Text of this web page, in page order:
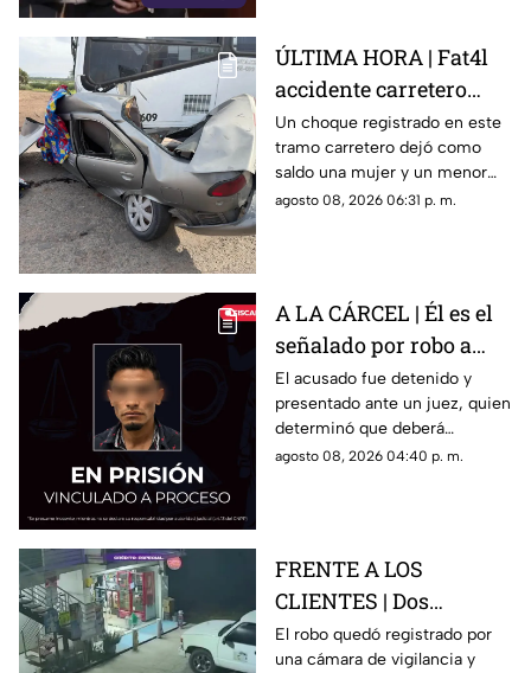
para la libertad de expresión
ÚLTIMA HORA | Fat4l
accidente carretero
deja una mujer y un
niño mu3rtos en San
Juan del Río
Un choque registrado en este
tramo carretero dejó como
saldo una mujer y un menor
sin vida, además de una
agosto 08, 2026 06:31 p. m.
A LA CÁRCEL | Él es el
señalado por robo a
una casa en Santa Rosa
Jáuregui
El acusado fue detenido y
presentado ante un juez, quien
determinó que deberá
permanecer en prisión
agosto 08, 2026 04:40 p. m.
FRENTE A LOS
CLIENTES | Dos
hombres enc4ñonan a
conductor y se llevan
El robo quedó registrado por
una cámara de vigilancia y